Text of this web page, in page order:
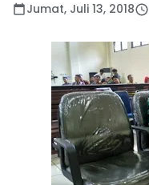
Jumat, Juli 13, 2018